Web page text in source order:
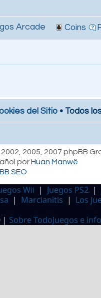
Arcade Coins
del Sitio • Todos
2005, 2007 phpBB
porHuan Manwë
SEO
Wii | Juegos PS2 |
| Marcianitis | Los
| Sobre TodoJuegos e